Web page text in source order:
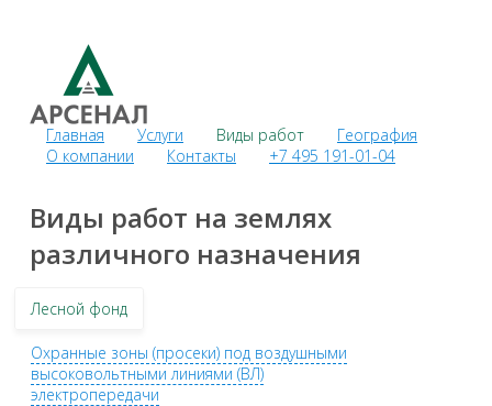
Главная Услуги Виды работ
География
О компании
Контакты +7 495 191-01-04
Виды работ на землях
различного назначения
Лесной фонд
Охранные зоны (просеки) под воздушными
высоковольтными линиями (ВЛ)
электропередачи